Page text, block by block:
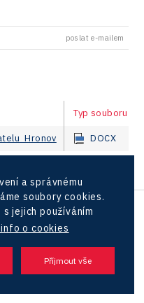
poslat e-mailem
Typ souboru
DOCX
a správnému
soubory cookies.
s jejich používáním
o cookies